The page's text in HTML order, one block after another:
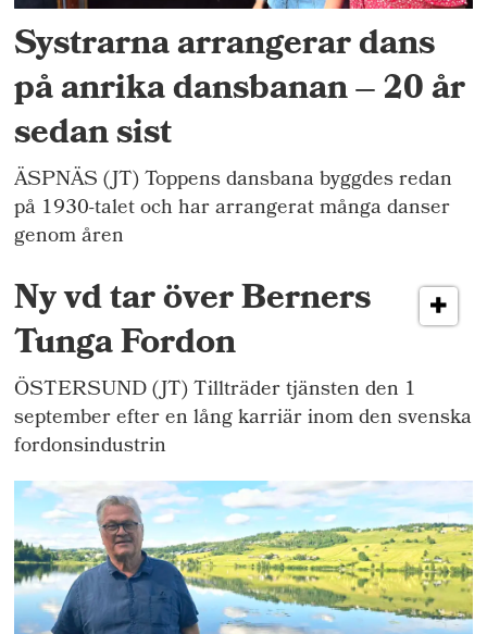
Systrarna arrangerar dans
på anrika dansbanan – 20 år
sedan sist
ÄSPNÄS (JT) Toppens dansbana byggdes redan
på 1930-talet och har arrangerat många danser
genom åren
Ny vd tar över Berners
Tunga Fordon
ÖSTERSUND (JT) Tillträder tjänsten den 1
september efter en lång karriär inom den svenska
fordonsindustrin